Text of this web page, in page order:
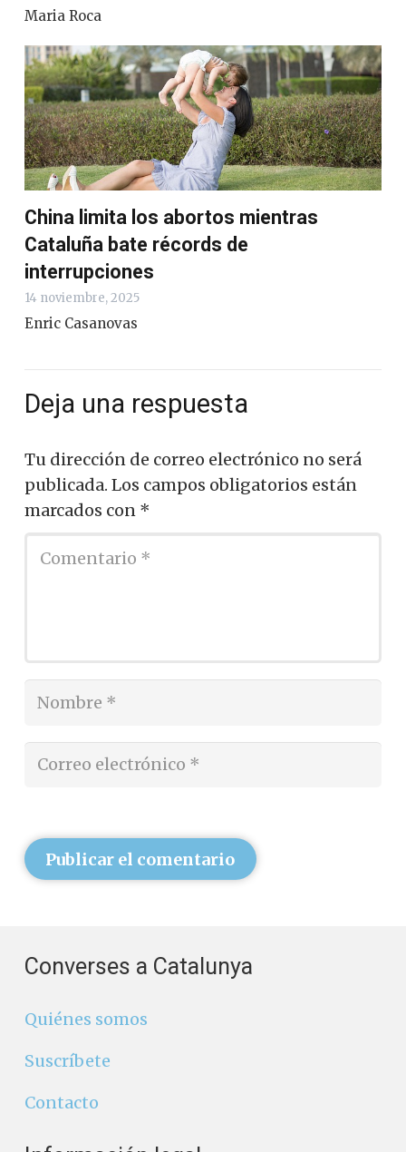
Maria Roca
China limita los abortos mientras
Cataluña bate récords de
interrupciones
14 noviembre, 2025
Enric Casanovas
Deja una respuesta
Tu dirección de correo electrónico no será
publicada. Los campos obligatorios están
marcados con *
Publicar el comentario
Converses a Catalunya
Quiénes somos
Suscríbete
Contacto